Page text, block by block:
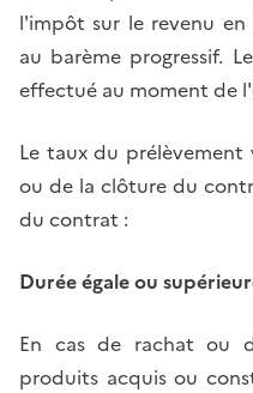
l'impôt sur le revenu
au barème progressif.
effectué au moment de
Le taux du
ou de la clôture du
du contrat :
Durée égale ou
En cas de rachat ou
produits acquis ou